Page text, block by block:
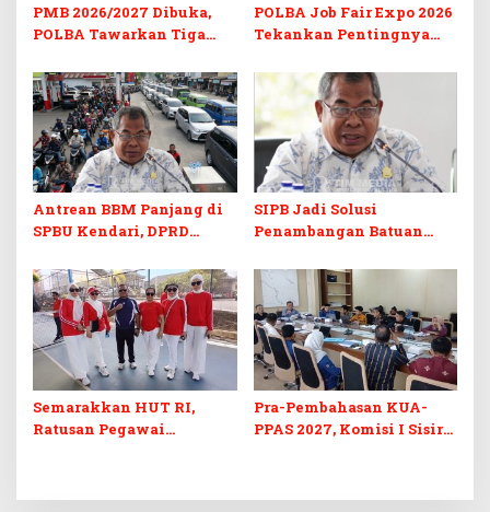
PMB 2026/2027 Dibuka,
POLBA Tawarkan Tiga
Kuliah Gratis
POLBA Job Fair Expo 2026
Tekankan Pentingnya
Digital
Antrean BBM Panjang di
SPBU Kendari, DPRD
Barcode Curang
SIPB Jadi Solusi
Penambangan Batuan
di Sultra
Semarakkan HUT RI,
Ratusan Pegawai
Pra-Pembahasan KUA-
PPAS 2027, Komisi I Sisir